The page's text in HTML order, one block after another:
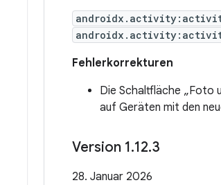
Fehlerkorrekturen
Die Schaltfläche „Foto
auf Geräten mit den
Version 1.12.3
28. Januar 2026